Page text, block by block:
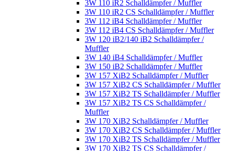
3W 110 iR2 Schalldämpfer / Muffler
3W 110 iR2 CS Schalldämpfer / Muffler
3W 112 iB4 Schalldämpfer / Muffler
3W 112 iB4 CS Schalldämpfer / Muffler
3W 120 iB2/140 iB2 Schalldämpfer /
Muffler
3W 140 iB4 Schalldämpfer / Muffler
3W 150 iB2 Schalldämpfer / Muffler
3W 157 XiB2 Schalldämpfer / Muffler
3W 157 XiB2 CS Schalldämpfer / Muffler
3W 157 XiB2 TS Schalldämpfer / Muffler
3W 157 XiB2 TS CS Schalldämpfer /
Muffler
3W 170 XiB2 Schalldämpfer / Muffler
3W 170 XiB2 CS Schalldämpfer / Muffler
3W 170 XiB2 TS Schalldämpfer / Muffler
3W 170 XiB2 TS CS Schalldämpfer /